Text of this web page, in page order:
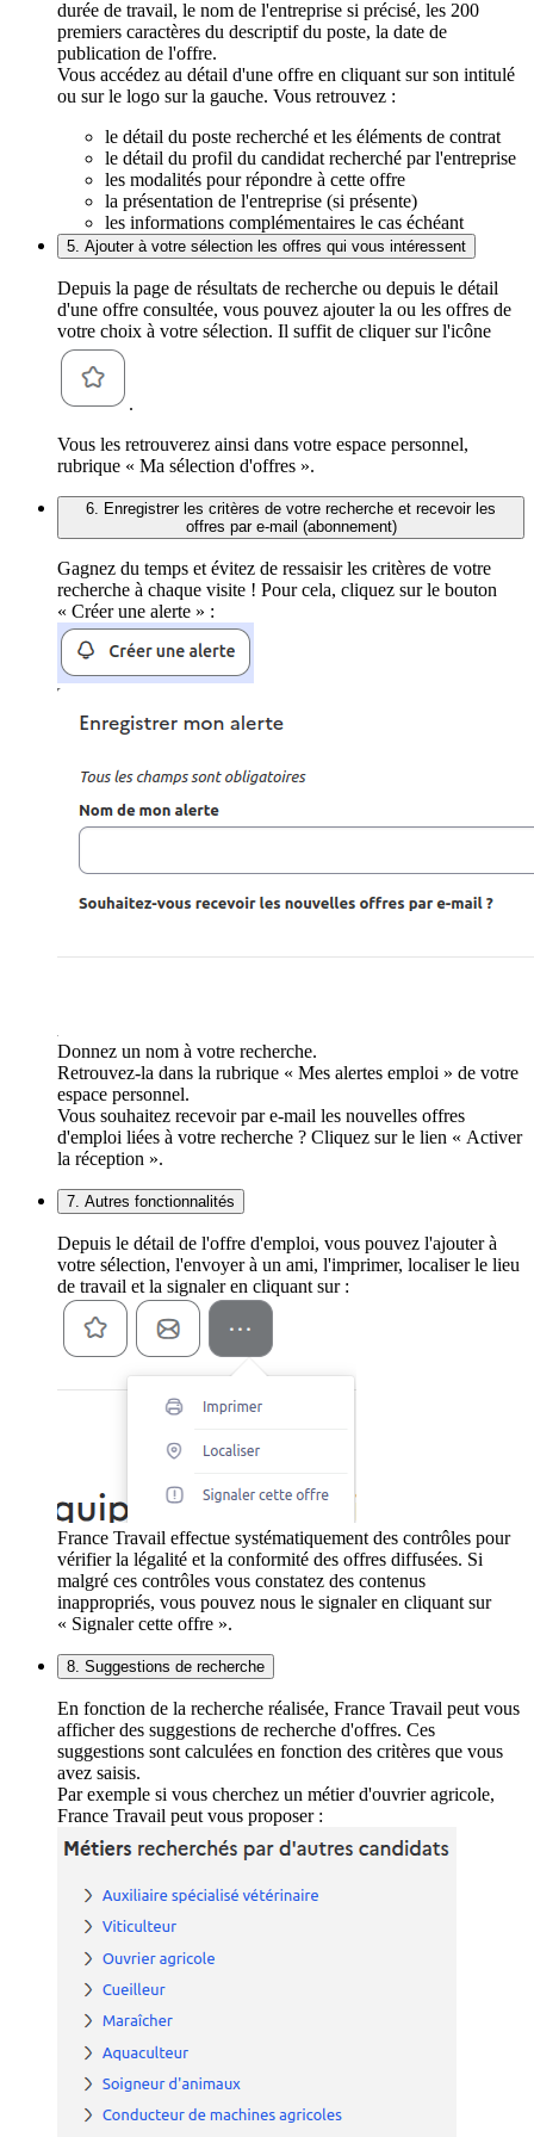
durée de travail, le nom de l'entreprise si précisé, les 200
premiers caractères du descriptif du poste, la date de
publication de l'offre.
Vous accédez au détail d'une offre en cliquant sur son intitulé
ou sur le logo sur la gauche. Vous retrouvez :
le détail du poste recherché et les éléments de contrat
le détail du profil du candidat recherché par l'entreprise
les modalités pour répondre à cette offre
la présentation de l'entreprise (si présente)
les informations complémentaires le cas échéant
5. Ajouter à votre sélection les offres qui vous intéressent
Depuis la page de résultats de recherche ou depuis le détail
d'une offre consultée, vous pouvez ajouter la ou les offres de
votre choix à votre sélection. Il suffit de cliquer sur l'icône
.
Vous les retrouverez ainsi dans votre espace personnel,
rubrique « Ma sélection d'offres ».
6. Enregistrer les critères de votre recherche et recevoir les
offres par e-mail (abonnement)
Gagnez du temps et évitez de ressaisir les critères de votre
recherche à chaque visite ! Pour cela, cliquez sur le bouton
« Créer une alerte » :
Donnez un nom à votre recherche.
Retrouvez-la dans la rubrique « Mes alertes emploi » de votre
espace personnel.
Vous souhaitez recevoir par e-mail les nouvelles offres
d'emploi liées à votre recherche ? Cliquez sur le lien « Activer
la réception ».
7. Autres fonctionnalités
Depuis le détail de l'offre d'emploi, vous pouvez l'ajouter à
votre sélection, l'envoyer à un ami, l'imprimer, localiser le lieu
de travail et la signaler en cliquant sur :
France Travail effectue systématiquement des contrôles pour
vérifier la légalité et la conformité des offres diffusées. Si
malgré ces contrôles vous constatez des contenus
inappropriés, vous pouvez nous le signaler en cliquant sur
« Signaler cette offre ».
8. Suggestions de recherche
En fonction de la recherche réalisée, France Travail peut vous
afficher des suggestions de recherche d'offres. Ces
suggestions sont calculées en fonction des critères que vous
avez saisis.
Par exemple si vous cherchez un métier d'ouvrier agricole,
France Travail peut vous proposer :